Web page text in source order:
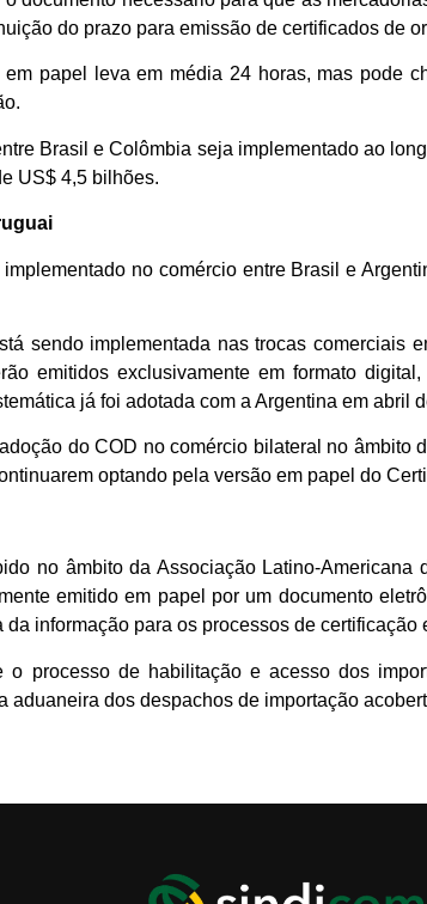
do prazo para emissão de certificados de
papel leva em média 24 horas, mas pode
Brasil e Colômbia seja implementado ao
US$ 4,5 bilhões.
no comércio entre Brasil e
sendo implementada nas trocas
emitidos exclusivamente em formato
já foi adotada com a Argentina em abril
do COD no comércio bilateral no
optando pela versão em papel do
no âmbito da Associação Latino-
emitido em papel por um documento
informação para os processos de
o processo de habilitação e acesso dos
aduaneira dos despachos de importação